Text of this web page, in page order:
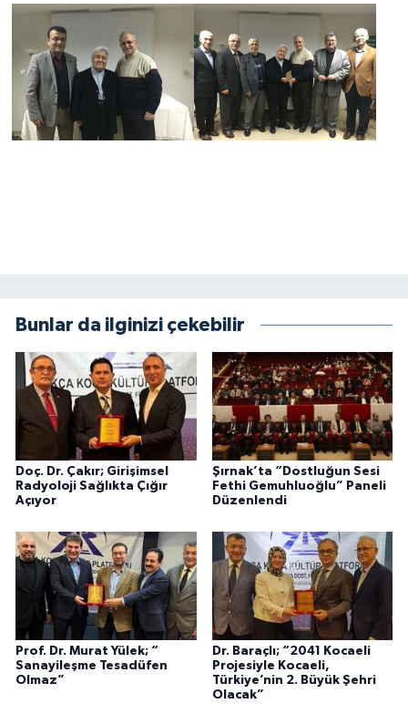
Bunlar da ilginizi çekebilir
Doç. Dr. Çakır; Girişimsel
Radyoloji Sağlıkta Çığır
Açıyor
Şırnak’ta “Dostluğun Sesi
Fethi Gemuhluoğlu” Paneli
Düzenlendi
Prof. Dr. Murat Yülek; “
Sanayileşme Tesadüfen
Olmaz”
Dr. Baraçlı; “2041 Kocaeli
Projesiyle Kocaeli,
Türkiye’nin 2. Büyük Şehri
Olacak”